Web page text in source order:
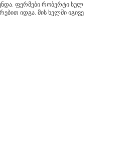
ფერმები რობერტი სულ
იდგა. მის ხელში იგივე